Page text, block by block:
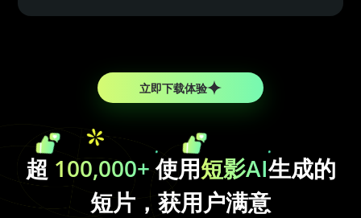
立即下载体验
超 100,000+使用短影AI生成的
短片，获用户满意